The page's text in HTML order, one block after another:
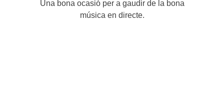
Una bona ocasió per a gaudir de la bona
música en directe.